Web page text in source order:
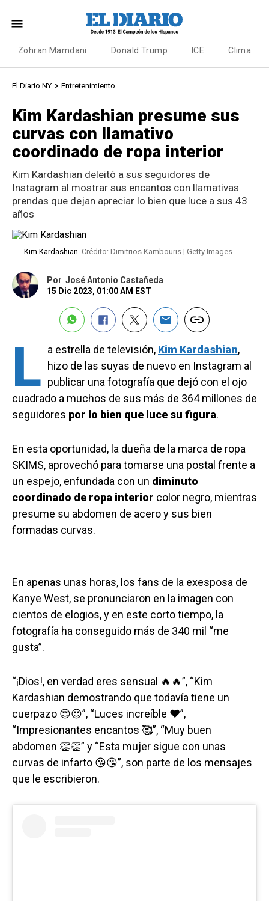
Zohran Mamdani Donald Trump ICE Clima
El Diario NY Entretenimiento
Kim Kardashian presume sus
curvas con llamativo
coordinado de ropa interior
Kim Kardashian deleitó a sus seguidores de
Instagram al mostrar sus encantos con llamativas
prendas que dejan apreciar lo bien que luce a sus 43
años
Kim Kardashian. Crédito: Dimitrios Kambouris | Getty Images
Por José Antonio Castañeda
15 Dic 2023, 01:00 AM EST
L a estrella de televisión, Kim Kardashian,
hizo de las suyas de nuevo en Instagram al
publicar una fotografía que dejó con el ojo
cuadrado a muchos de sus más de 364 millones de
seguidores por lo bien que luce su figura.
En esta oportunidad, la dueña de la marca de ropa
SKIMS, aprovechó para tomarse una postal frente a
un espejo, enfundada con un diminuto
coordinado de ropa interior color negro, mientras
presume su abdomen de acero y sus bien
formadas curvas.
En apenas unas horas, los fans de la exesposa de
Kanye West, se pronunciaron en la imagen con
cientos de elogios, y en este corto tiempo, la
fotografía ha conseguido más de 340 mil “me
gusta”.
“¡Dios!, en verdad eres sensual 🔥🔥”, “Kim
Kardashian demostrando que todavía tiene un
cuerpazo 😍😍”, “Luces increíble ❤️”,
“Impresionantes encantos 🥰”, “Muy buen
abdomen 👏👏” y “Esta mujer sigue con unas
curvas de infarto 😘😘”, son parte de los mensajes
que le escribieron.